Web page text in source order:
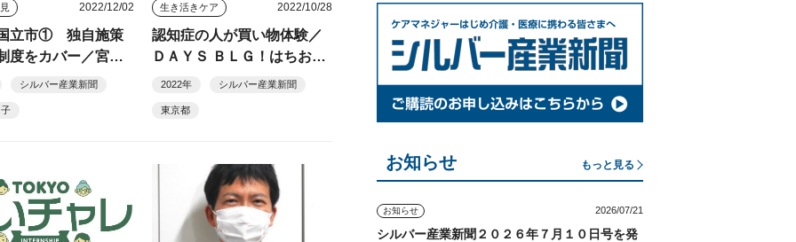
2022/12/02
立市① 独自施策
度をカバー／宮下
１１８）
シルバー産業新聞
生き活きケア 2022/10/28
認知症の人が買い物体験／
ＤＡＹＳ ＢＬＧ！はちおう
じ（東京都八王子市）
2022年 シルバー産業新聞
東京都
お知らせ もっと見る
お知らせ 2026/07/21
シルバー産業新聞２０２６年７月１０日号を発